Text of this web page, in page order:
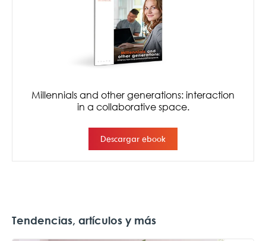
Tendencias, artículos y más